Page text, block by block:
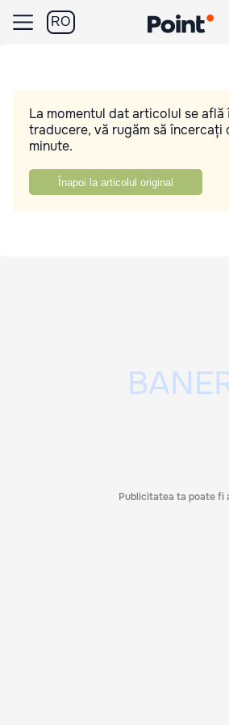
RO
La momentul dat articolul se află
traducere, vă rugăm să încercați
minute.
Înapoi la articolul original
Publicitatea ta poate fi